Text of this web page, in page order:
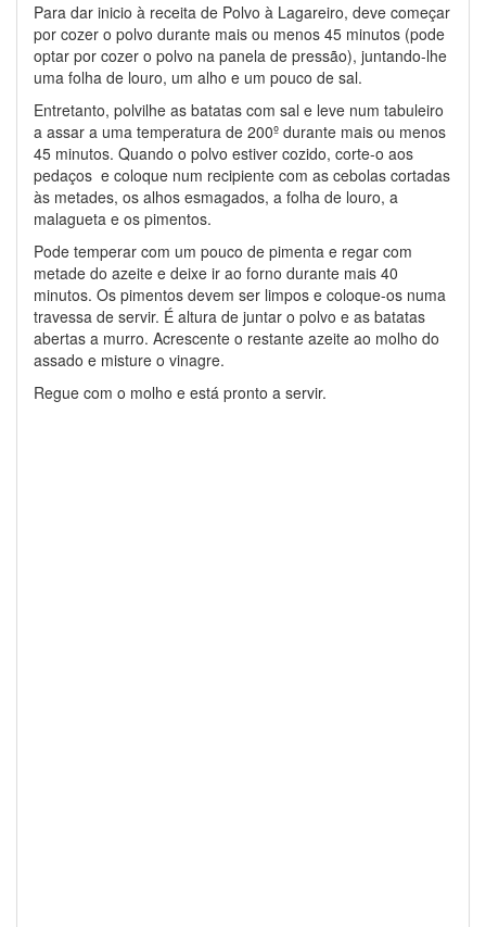
Para dar inicio à receita de Polvo à Lagareiro, deve começar
por cozer o polvo durante mais ou menos 45 minutos (pode
optar por cozer o polvo na panela de pressão), juntando-lhe
uma folha de louro, um alho e um pouco de sal.
Entretanto, polvilhe as batatas com sal e leve num tabuleiro
a assar a uma temperatura de 200º durante mais ou menos
45 minutos. Quando o polvo estiver cozido, corte-o aos
pedaços e coloque num recipiente com as cebolas cortadas
às metades, os alhos esmagados, a folha de louro, a
malagueta e os pimentos.
Pode temperar com um pouco de pimenta e regar com
metade do azeite e deixe ir ao forno durante mais 40
minutos. Os pimentos devem ser limpos e coloque-os numa
travessa de servir. É altura de juntar o polvo e as batatas
abertas a murro. Acrescente o restante azeite ao molho do
assado e misture o vinagre.
Regue com o molho e está pronto a servir.